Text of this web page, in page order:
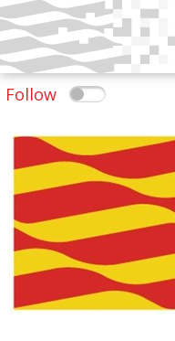
Follow